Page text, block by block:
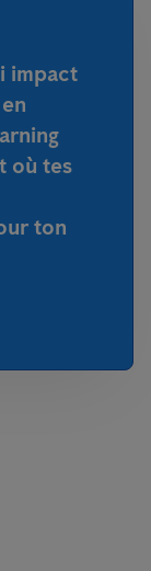
impact
où tes
ton